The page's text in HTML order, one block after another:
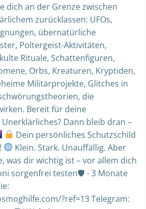
dich an der Grenze zwischen
zurücklassen: UFOs,
übernatürliche
Poltergeist-Aktivitäten,
Rituale, Schattenfiguren,
Orbs, Kreaturen, Kryptiden,
Militärprojekte, Glitches in
die
Bereit für deine
Dann bleib dran –
Dein persönliches Schutzschild
Klein. Stark. Unauffällig. Aber
was dir wichtig ist – vor allem dich
sorgenfrei testen🛡 - 3 Monate
?ref=13 Telegram: